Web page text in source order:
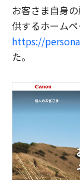
お客さま自身
供するホーム
https://
た。